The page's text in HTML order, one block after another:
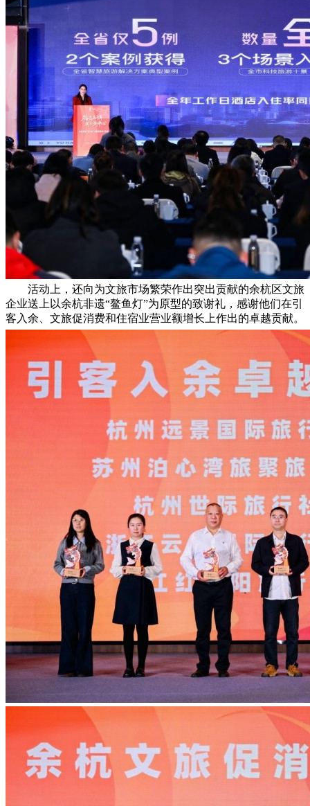
活动上，还向为文旅市场繁荣作出突出贡献的余杭区文旅
企业送上以余杭非遗“鳌鱼灯”为原型的致谢礼，感谢他们在引
客入余、文旅促消费和住宿业营业额增长上作出的卓越贡献。